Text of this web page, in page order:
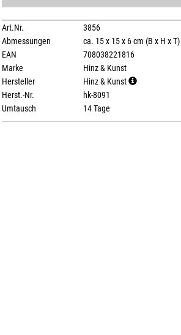
Art.Nr.
3856
Abmessungen
ca. 15 x 15 x 6 cm (B x H x T)
EAN
708038221816
Marke
Hinz & Kunst
Hersteller
Hinz & Kunst
Herst.-Nr.
hk-8091
Umtausch
14 Tage